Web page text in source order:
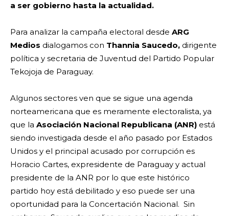
a ser gobierno hasta la actualidad.
Para analizar la campaña electoral desde ARG
Medios dialogamos con Thannia Saucedo, dirigente
política y secretaria de Juventud del Partido Popular
Tekojoja de Paraguay.
Algunos sectores ven que se sigue una agenda
norteamericana que es meramente electoralista, ya
que la Asociación Nacional Republicana (ANR) está
siendo investigada desde el año pasado por Estados
Unidos y el principal acusado por corrupción es
Horacio Cartes, expresidente de Paraguay y actual
presidente de la ANR por lo que este histórico
partido hoy está debilitado y eso puede ser una
oportunidad para la Concertación Nacional. Sin